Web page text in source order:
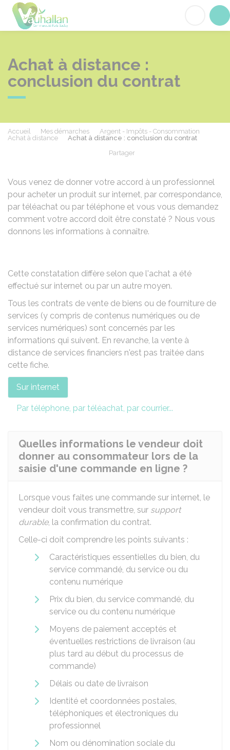
Achat à distance :
conclusion du contrat
Accueil Mes démarches
Argent - Impôts - Consommation
Achat à distance
Achat à distance : conclusion du contrat
Partager
Vous venez de donner votre accord à un professionnel
pour acheter un produit sur internet, par correspondance,
par téléachat ou par téléphone et vous vous demandez
comment votre accord doit être constaté ? Nous vous
donnons les informations à connaître.
Cette constatation diffère selon que l'achat a été
effectué sur internet ou par un autre moyen.
Tous les contrats de vente de biens ou de fourniture de
services (y compris de contenus numériques ou de
services numériques) sont concernés par les
informations qui suivent. En revanche, la vente à
distance de services financiers n'est pas traitée dans
cette fiche.
Sur internet
Par téléphone, par téléachat, par courrier...
Quelles informations le vendeur doit
donner au consommateur lors de la
saisie d'une commande en ligne ?
Lorsque vous faites une commande sur internet, le
vendeur doit vous transmettre, sur support
durable, la confirmation du contrat.
Celle-ci doit comprendre les points suivants :
Caractéristiques essentielles du bien, du
service commandé, du service ou du
contenu numérique
Prix du bien, du service commandé, du
service ou du contenu numérique
Moyens de paiement acceptés et
éventuelles restrictions de livraison (au
plus tard au début du processus de
commande)
Délais ou date de livraison
Identité et coordonnées postales,
téléphoniques et électroniques du
professionnel
Nom ou dénomination sociale du